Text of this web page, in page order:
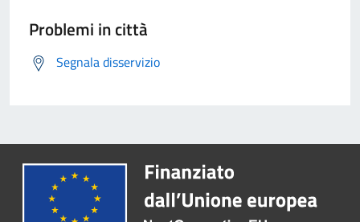
Problemi in città
Segnala disservizio